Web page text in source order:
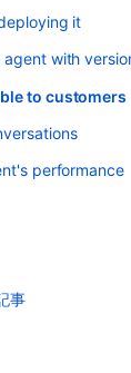
it
with
to customers
performance
事